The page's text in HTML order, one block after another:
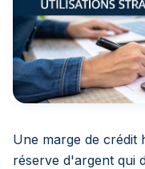
Une marge de crédit
réserve d'argent qui